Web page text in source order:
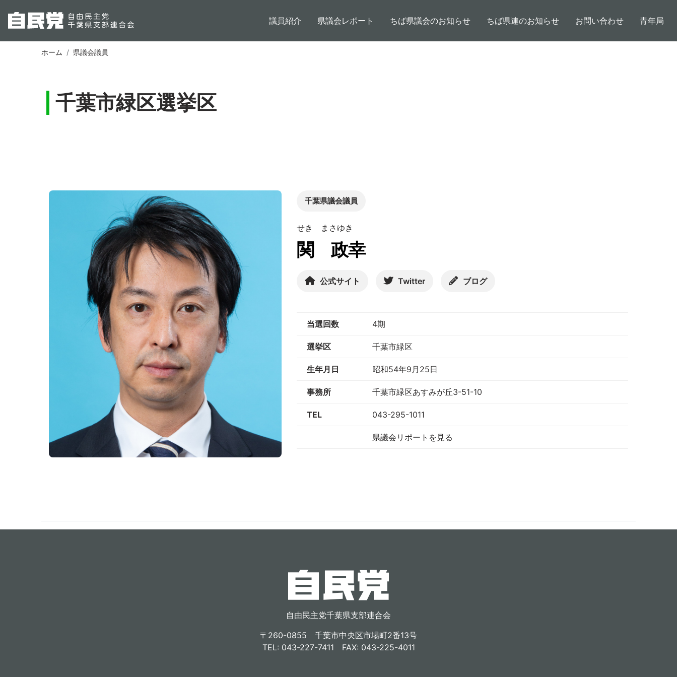
メインナビゲーション
議員紹介 県議会レポート ちば県議会のお知らせ ちば県連のお知らせ お問い合わせ 青年局
ホーム 県議会議員
千葉市緑区選挙区
千葉県議会議員
せき まさゆき
関 政幸
公式サイト Twitter ブログ
当選回数 4期
選挙区 千葉市緑区
生年月日 昭和54年9月25日
事務所 千葉市緑区あすみが丘3-51-10
TEL 043-295-1011
県議会リポートを見る
自由民主党千葉県支部連合会
〒260-0855 千葉市中央区市場町2番13号
TEL: 043-227-7411 FAX: 043-225-4011